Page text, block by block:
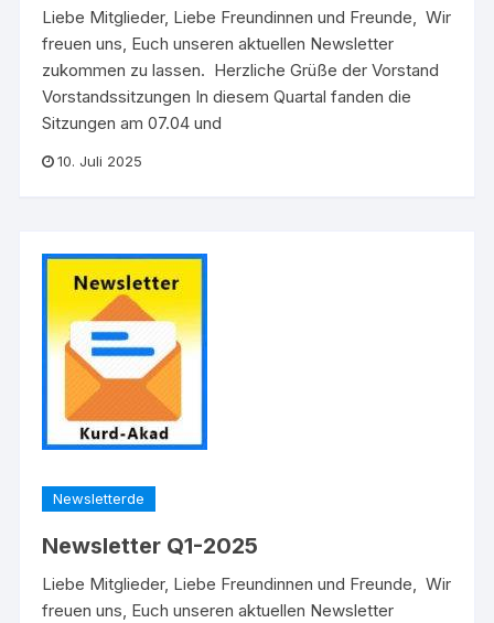
Liebe Mitglieder, Liebe Freundinnen und Freunde, Wir
freuen uns, Euch unseren aktuellen Newsletter
zukommen zu lassen. Herzliche Grüße der Vorstand
Vorstandssitzungen In diesem Quartal fanden die
Sitzungen am 07.04 und
10. Juli 2025
Newsletterde
Newsletter Q1-2025
Liebe Mitglieder, Liebe Freundinnen und Freunde, Wir
freuen uns, Euch unseren aktuellen Newsletter